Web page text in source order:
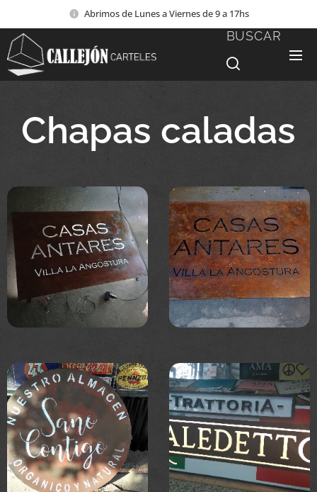
Abrimos de Lunes a Viernes de 9 a 17hs
BUSCAR
Chapas caladas